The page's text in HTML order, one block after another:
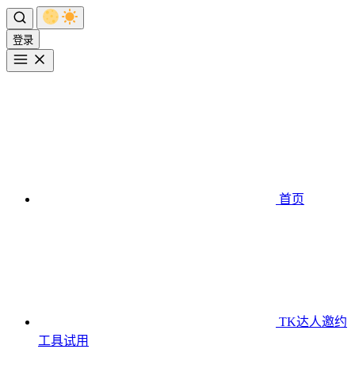
登录
首页
TK达人邀约
工具试用